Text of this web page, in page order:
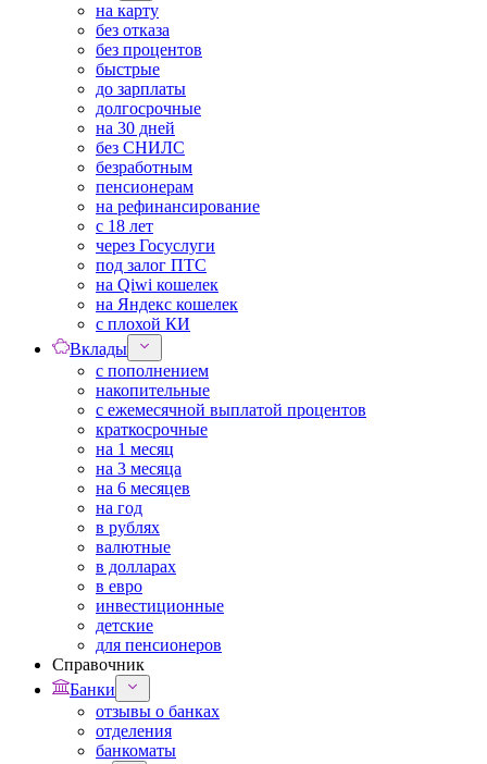
на карту
без отказа
без процентов
быстрые
до зарплаты
долгосрочные
на 30 дней
без СНИЛС
безработным
пенсионерам
на рефинансирование
с 18 лет
через Госуслуги
под залог ПТС
на Qiwi кошелек
на Яндекс кошелек
с плохой КИ
Вклады
с пополнением
накопительные
с ежемесячной выплатой процентов
краткосрочные
на 1 месяц
на 3 месяца
на 6 месяцев
на год
в рублях
валютные
в долларах
в евро
инвестиционные
детские
для пенсионеров
Справочник
Банки
отзывы о банках
отделения
банкоматы